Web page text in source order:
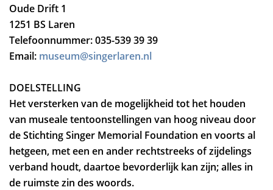
Oude Drift 1
1251 BS Laren
Telefoonnummer: 035-539 39 39
Email: museum@singerlaren.nl
DOELSTELLING
Het versterken van de mogelijkheid tot het houden
van museale tentoonstellingen van hoog niveau door
de Stichting Singer Memorial Foundation en voorts al
hetgeen, met een en ander rechtstreeks of zijdelings
verband houdt, daartoe bevorderlijk kan zijn; alles in
de ruimste zin des woords.